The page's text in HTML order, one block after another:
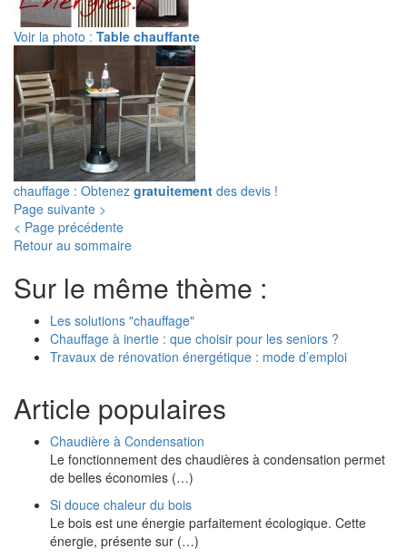
Voir la photo : Table chauffante
chauffage : Obtenez gratuitement des devis !
Page suivante >
< Page précédente
Retour au sommaire
Sur le même thème :
Les solutions "chauffage"
Chauffage à inertie : que choisir pour les seniors ?
Travaux de rénovation énergétique : mode d’emploi
Article populaires
Chaudière à Condensation
Le fonctionnement des chaudières à condensation permet
de belles économies (…)
Si douce chaleur du bois
Le bois est une énergie parfaitement écologique. Cette
énergie, présente sur (…)